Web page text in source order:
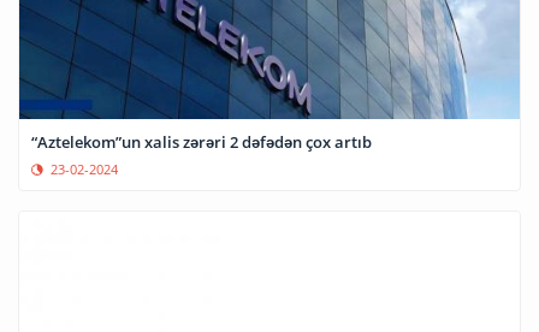
“Aztelekom”un xalis zərəri 2 dəfədən çox artıb
23-02-2024